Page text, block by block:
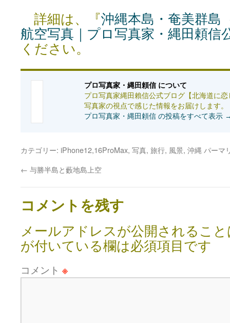
詳細は、『沖縄本島・奄美群島
航空写真｜プロ写真家・縄田頼信
ください。
プロ写真家・縄田頼信 について
プロ写真家縄田賴信公式ブログ【北海道に
写真家の視点で感じた情報をお届けします。
プロ写真家・縄田頼信 の投稿をすべて表示
カテゴリー: iPhone12,16ProMax, 写真, 旅行, 風景, 沖縄 パーマ
← 与勝半島と藪地島上空
コメントを残す
メールアドレスが公開されるこ
が付いている欄は必須項目です
コメント ※